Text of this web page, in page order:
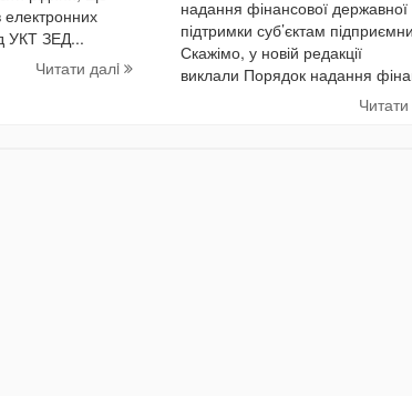
електронних
УКТ ЗЕД...
Читати далi
надання фінансової державної
підтримки суб’єктам
Скажімо, у новій редакції
виклали Порядок надання